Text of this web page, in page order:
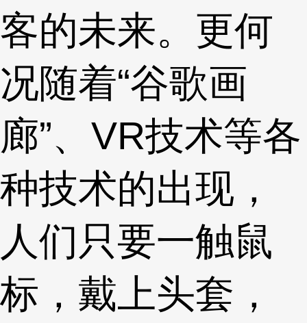
客的未来。更何
况随着“谷歌画
廊”、VR技术等各
种技术的出现，
人们只要一触鼠
标，戴上头套，